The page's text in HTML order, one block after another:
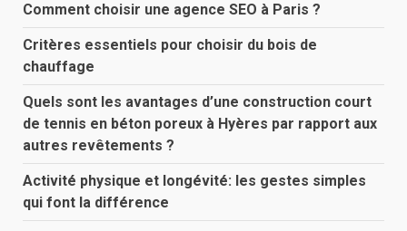
Comment choisir une agence SEO à Paris ?
Critères essentiels pour choisir du bois de
chauffage
Quels sont les avantages d’une construction court
de tennis en béton poreux à Hyères par rapport aux
autres revêtements ?
Activité physique et longévité: les gestes simples
qui font la différence